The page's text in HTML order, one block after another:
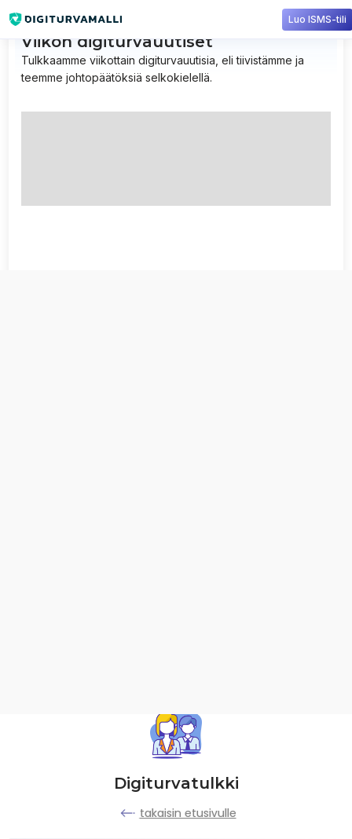
Digiturvatulkki
takaisin etusivulle
Viikon digiturvauutiset
Tulkkaamme viikottain digiturvauutisia, eli tiivistämme ja
teemme johtopäätöksiä selkokielellä.
Luo ISMS-tili